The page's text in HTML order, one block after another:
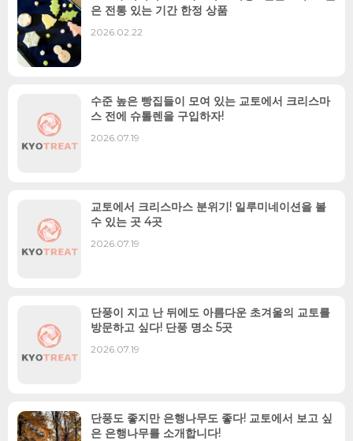
은 전통 있는 기간 한정 상품
2026.02.22
수준 높은 빵집들이 모여 있는 교토에서 크리스마
스 전에 슈톨렌을 구입하자!
2026.07.19
교토에서 크리스마스 분위기! 일루미네이션을 볼
수 있는 곳 4곳
2026.07.19
단풍이 지고 난 뒤에도 아름다운 초겨울의 교토를
방문하고 싶다! 단풍 명소 5곳
2026.07.19
단풍도 좋지만 은행나무도 좋다! 교토에서 보고 싶
은 은행나무를 소개합니다!